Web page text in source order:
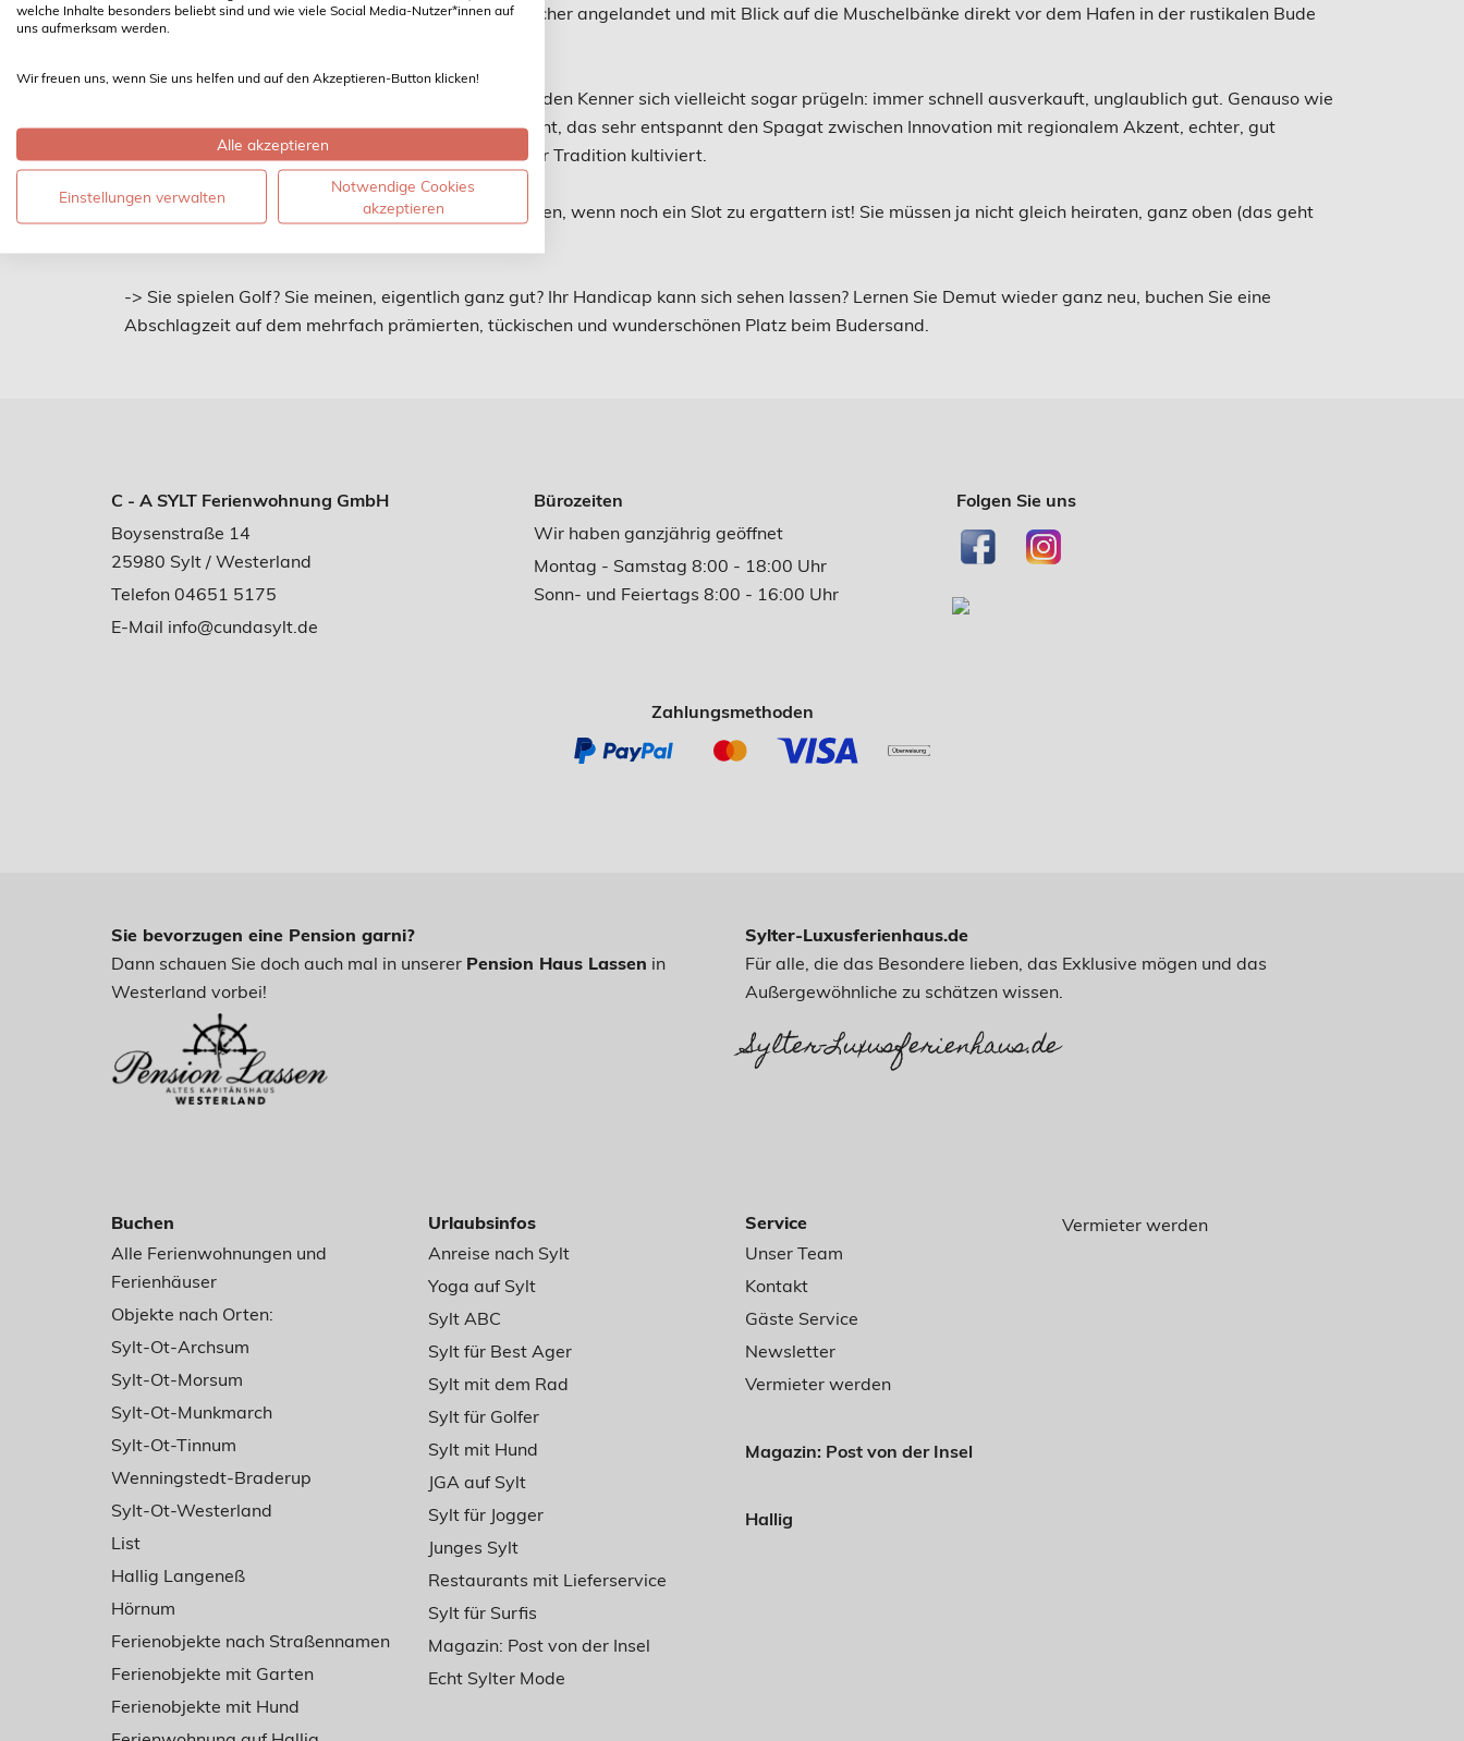
-> Ein Muss: Muscheln essen, direkt vom Muschelfischer angelandet und mit Blick auf die Muschelbänke direkt vor dem Hafen in der rustikalen Bude
-> Um das Sauerteigbrot von Bäcker Jens Lund würden Kenner sich vielleicht sogar prügeln: immer schnell ausverkauft, unglaublich gut. Genauso wie
das an die Bäckerei angeschlossene Café/Restaurant, das sehr entspannt den Spagat zwischen Innovation mit regionalem Akzent, echter, gut
geerdeter Kochkunst und liebenswerter hauseigener Tradition kultiviert.
-> Eine Leuchtturmbesichtigung müssen Sie einplanen, wenn noch ein Slot zu ergattern ist! Sie müssen ja nicht gleich heiraten, ganz oben (das geht
-> Sie spielen Golf? Sie meinen, eigentlich ganz gut? Ihr Handicap kann sich sehen lassen? Lernen Sie Demut wieder ganz neu, buchen Sie eine
Abschlagzeit auf dem mehrfach prämierten, tückischen und wunderschönen Platz beim Budersand.
C - A SYLT Ferienwohnung GmbH
Boysenstraße 14
25980 Sylt / Westerland
Telefon 04651 5175
E-Mail info@cundasylt.de
Bürozeiten
Wir haben ganzjährig geöffnet
Montag - Samstag 8:00 - 18:00 Uhr
Sonn- und Feiertags 8:00 - 16:00 Uhr
Folgen Sie uns
Zahlungsmethoden
Sie bevorzugen eine Pension garni?
Dann schauen Sie doch auch mal in unserer Pension Haus Lassen in
Westerland vorbei!
Sylter-Luxusferienhaus.de
Für alle, die das Besondere lieben, das Exklusive mögen und das
Außergewöhnliche zu schätzen wissen.
Sylter-Luxusferienhaus.de
Buchen
Alle Ferienwohnungen und
Ferienhäuser
Objekte nach Orten:
Sylt-Ot-Archsum
Sylt-Ot-Morsum
Sylt-Ot-Munkmarch
Sylt-Ot-Tinnum
Wenningstedt-Braderup
Sylt-Ot-Westerland
List
Hallig Langeneß
Hörnum
Ferienobjekte nach Straßennamen
Ferienobjekte mit Garten
Ferienobjekte mit Hund
Urlaubsinfos
Anreise nach Sylt
Yoga auf Sylt
Sylt ABC
Sylt für Best Ager
Sylt mit dem Rad
Sylt für Golfer
Sylt mit Hund
JGA auf Sylt
Sylt für Jogger
Junges Sylt
Restaurants mit Lieferservice
Sylt für Surfis
Magazin: Post von der Insel
Echt Sylter Mode
Service
Unser Team
Kontakt
Gäste Service
Newsletter
Vermieter werden
Magazin: Post von der Insel
Hallig
Vermieter werden
welche Inhalte besonders beliebt sind und wie viele Social Media-Nutzer*innen auf
uns aufmerksam werden.
Wir freuen uns, wenn Sie uns helfen und auf den Akzeptieren-Button klicken!
Alle akzeptieren
Einstellungen verwalten
Notwendige Cookies
akzeptieren